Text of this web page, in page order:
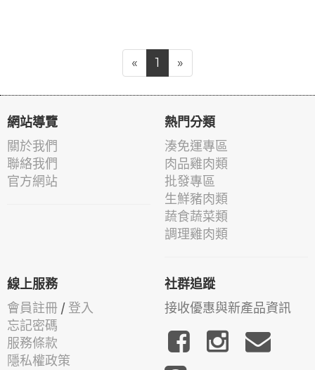
« 1 »
網站導覽
關於我們
聯絡我們
官方網站
熱門分類
湊免運專區
肉品雞肉類
批發專區
生鮮豬肉類
蔬食蔬菜類
調理雞肉類
線上服務
會員註冊 / 登入
忘記密碼
服務條款
隱私權政策
社群追蹤
接收優惠與新產品資訊